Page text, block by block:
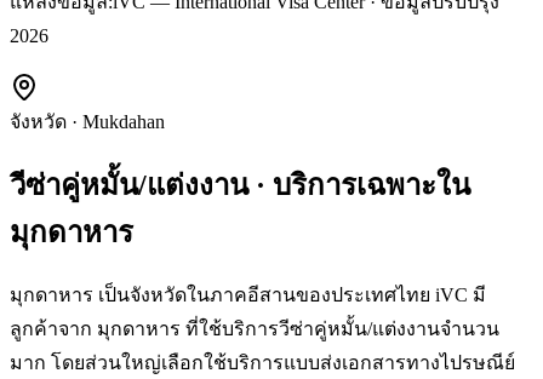
2026
จังหวัด · Mukdahan
วีซ่าคู่หมั้น/แต่งงาน· บริการเฉพาะใน
มุกดาหาร
มุกดาหาร เป็นจังหวัดในภาคอีสานของประเทศไทย iVC มี
ลูกค้าจาก มุกดาหาร ที่ใช้บริการวีซ่าคู่หมั้น/แต่งงานจำนวน
มาก โดยส่วนใหญ่เลือกใช้บริการแบบส่งเอกสารทางไปรษณีย์